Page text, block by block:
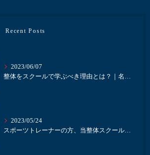
Recent Posts
2023/06/07
整体をスクールで学ぶべき理由とは？｜名古屋にある井本接骨院
2023/05/24
スポーツトレーナーの方、当整体スクールで整体を学びませんか？｜名古屋の整体スクール井本接骨院